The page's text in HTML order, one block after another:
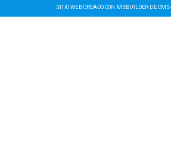
SITIO WEB CREADO CON MSBUILDER DE